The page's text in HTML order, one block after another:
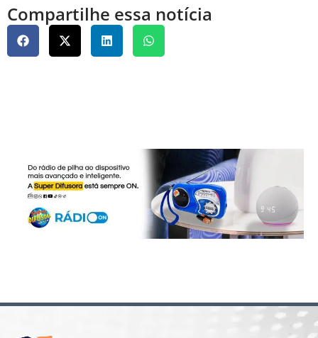
Compartilhe essa notícia